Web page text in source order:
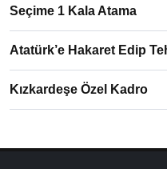
Seçime 1 Kala Atama
Atatürk’e Hakaret Edip
Kızkardeşe Özel Kadro